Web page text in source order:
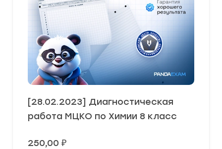
[28.02.2023] Диагностическая
работа МЦКО по Химии 8 класс
250,00 ₽